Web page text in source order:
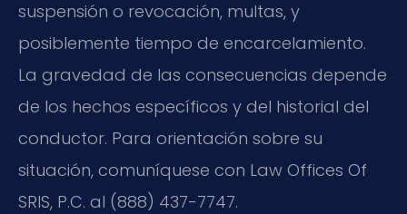
suspensión o revocación, multas, y
posiblemente tiempo de encarcelamiento.
La gravedad de las consecuencias depende
de los hechos específicos y del historial del
conductor. Para orientación sobre su
situación, comuníquese con Law Offices Of
SRIS, P.C. al (888) 437-7747.